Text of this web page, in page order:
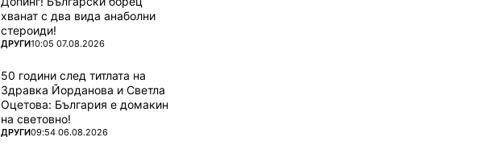
хванат с два вида анаболни
стероиди!
ПОВЕЧЕ ОТ
ДРУГИ10:05 07.08.2026
50 години след титлата на
Здравка Йорданова и Светла
Оцетова: България е домакин
на световно!
ПОВЕЧЕ ОТ
ДРУГИ09:54 06.08.2026